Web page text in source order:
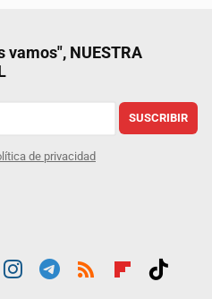
vamos", NUESTRA
SUSCRIBIR
de privacidad